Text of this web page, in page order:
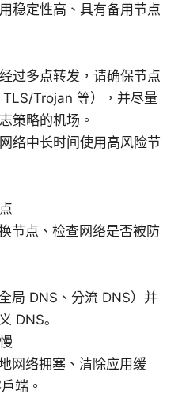
稳定性高、具有备用节点
过多点转发，请确保节点
Trojan 等），并尽量
策略的机场。
络中长时间使用高风险节
节点、检查网络是否被防
局 DNS、分流 DNS）并
DNS。
网络拥塞、清除应用缓
端。